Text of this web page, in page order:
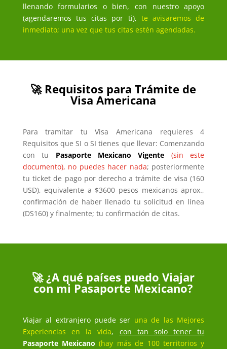
llenando formularios o bien, con nuestro apoyo
(agendaremos tus citas por ti), te avisaremos de
inmediato; una vez que tus citas estén agendadas.
🚀 Requisitos para Trámite de
Visa Americana
Para tramitar tu Visa Americana requieres 4
Requisitos que SI o SI tienes que llevar: Comenzando
con tu Pasaporte Mexicano Vigente
(sin este
documento), no puedes hacer nada; posteriormente
tu ticket de pago por derecho a trámite de visa (160
USD), equivalente a $3600 pesos mexicanos aprox.,
confirmación de haber llenado tu solicitud en línea
(DS160) y finalmente; tu confirmación de citas.
🚀 ¿A qué países puedo Viajar
con mi Pasaporte Mexicano?
Viajar al extranjero puede ser una de las Mejores
Experiencias en la vida, con tan solo tener tu
Pasaporte Mexicano (hay más de 100 territorios y